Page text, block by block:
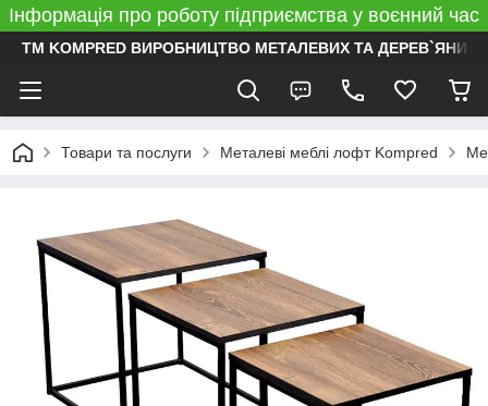
Інформація про роботу підприємства у воєнний час
ТМ KOMPRED ВИРОБНИЦТВО МЕТАЛЕВИХ ТА ДЕРЕВ`ЯНИХ
Товари та послуги Металеві меблі лофт Kompred